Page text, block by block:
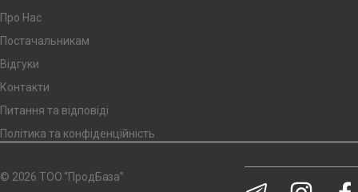
Про Нас
Постачальникам
Відгуки
Контакти
Питання та відповіді
Політика та конфіденційність
© 2026 ТОО “ПродБаза”